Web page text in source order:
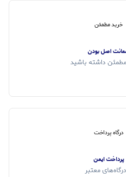
خرید مطمئن
اصل بودن
داشته باشید
درگاه پرداخت
پرداخت ایمن
معتبر